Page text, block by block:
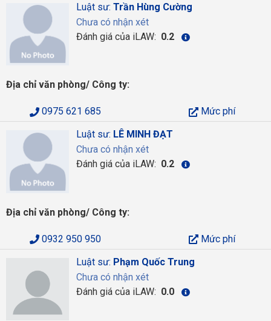
Luật sư: Trần Hùng Cường
Chưa có nhận xét
Đánh giá của iLAW: 0.2
Địa chỉ văn phòng/ Công ty:
0975 621 685
Mức phí
Luật sư: LÊ MINH ĐẠT
Chưa có nhận xét
Đánh giá của iLAW: 0.2
Địa chỉ văn phòng/ Công ty:
0932 950 950
Mức phí
Luật sư: Phạm Quốc Trung
Chưa có nhận xét
Đánh giá của iLAW: 0.0